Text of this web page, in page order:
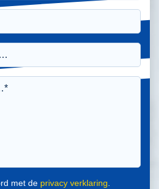
met de privacy verklaring